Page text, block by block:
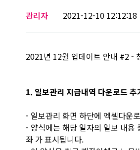
관리자 2021-12-10 12:12:18
2021년 12월 업데이트 안내 #2 -
1. 일보관리 지급내역 다운로드 추
- 일보관리 화면 하단에 엑셀다운
- 양식에는 해당 일자의 일보 내
좌 가 표시됩니다.